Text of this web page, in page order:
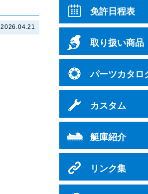
2026.04.21
免許日程表
取り扱い商品
パーツカタロ
カスタム
艇庫紹介
リンク集